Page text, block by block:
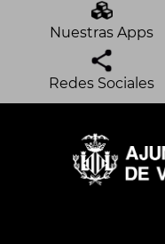
Nuestras Apps
Redes Sociales